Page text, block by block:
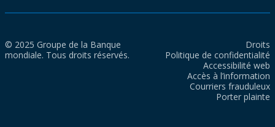
© 2025 Groupe de la Banque
mondiale. Tous droits réservés.
Droits
Politique de confidentialité
Accessibilité web
Accès à l’information
Courriers frauduleux
Porter plainte